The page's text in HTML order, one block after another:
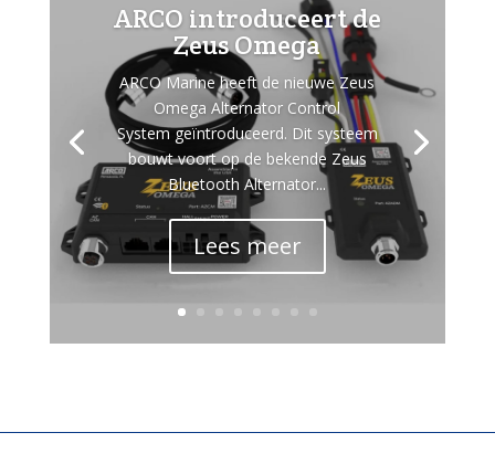
ARCO introduceert de
Zeus Omega
ARCO Marine heeft de nieuwe Zeus
Omega Alternator Control
System geïntroduceerd. Dit systeem
bouwt voort op de bekende Zeus
Bluetooth Alternator...
Lees meer